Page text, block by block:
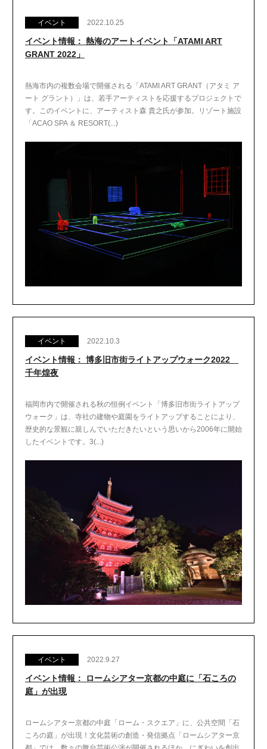
イベント 2022.10.25
イベント情報： 熱海のアートイベント「ATAMI ART
GRANT 2022」
熱海市内の複数会場で開催される「ATAMI ART GRANT（アタミ ア
ート グラント）」は、若手アーティストを応援するプロジェクトで
す。このイベントに、アーティスト森 貴之氏が参加。リゾート施設
「ACAO SPA ＆ RESORT(...)
イベント 2022.10.3
イベント情報： 博多旧市街ライトアップウォーク2022
千年煌夜
福岡市内で開催される秋の恒例イベント「博多旧市街ライトアップ
ウォーク」は、寺社の建物や庭園をライトアップすることにより、
歴史的な景観に親しんでいただきたいという思いから2006年に開始
したイベントです。3(...)
イベント 2022.9.27
イベント情報： ロームシアター京都の中庭に「石ころの
庭」が出現
ロームシアター京都の中庭「ローム・スクエア」に、公共空間「石
ころの庭」が出現！文化芸術の創造・発信拠点「ロームシアター京